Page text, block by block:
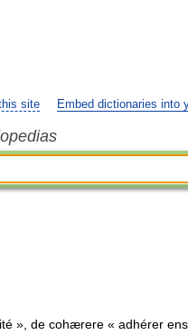
site Embed dictionaries into
», de cohærere « adhérer